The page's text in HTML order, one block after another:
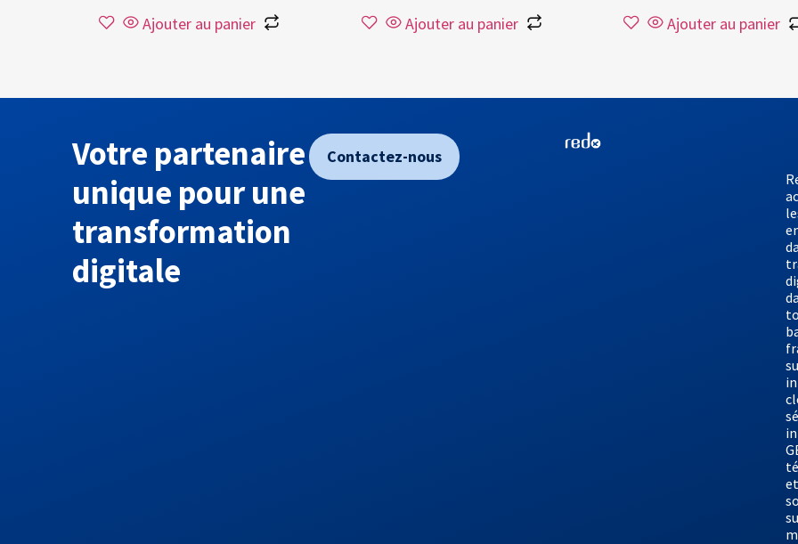
Ajouter au panier Ajouter au panier Ajouter au panier
Votre partenaire
unique pour une
transformation
digitale
Contactez-nous
et